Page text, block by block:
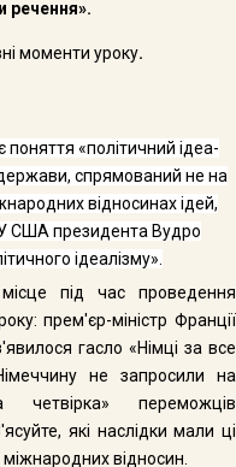
речення».
моменти уроку.
поняття «політичний ідеа­
спрямований не на
відносинах ідей,
США президента Вудро
ідеалізму».
під час проведення
прем'єр-міністр Франції
гасло «Німці за все
не запросили на
четвірка» переможців
які наслідки мали ці
відносин.